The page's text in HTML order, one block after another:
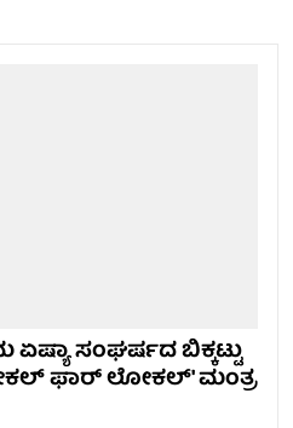
ಸಂಘರ್ಷದ ಬಿಕ್ಕಟ್ಟು
ಫಾರ್ ಲೋಕಲ್' ಮಂತ್ರ